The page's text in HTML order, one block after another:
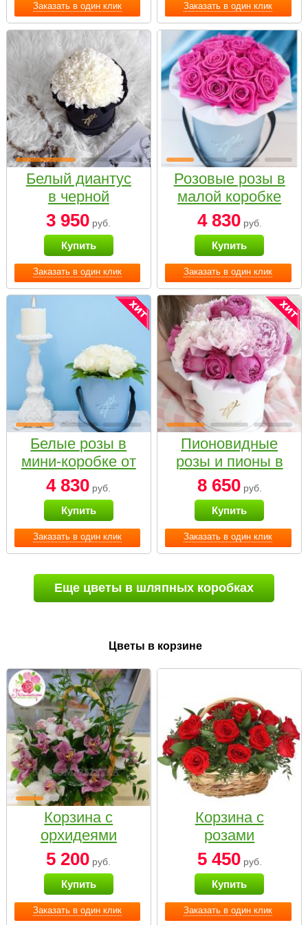
Заказать в один клик Заказать в один клик
Заказать в один клик
Белый диантус
в черной
коробке Small
3 950 руб.
Купить
Заказать в один клик
Розовые розы в
малой коробке
4 830руб.
Купить
Заказать в один клик
Белые розы в
мини-коробке от
Bella Fiori
4 830 руб.
Купить
Заказать в один клик
Пионовидные
розы и пионы в
белой коробке
Small
8 650руб.
Купить
Еще цветы в шляпных коробках
Цветы в корзине
Заказать в один клик
Корзина с
орхидеями
малая
5 200 руб.
Купить
Заказать в один клик
Корзина с
розами
«Красный
Париж»
5 450руб.
Купить